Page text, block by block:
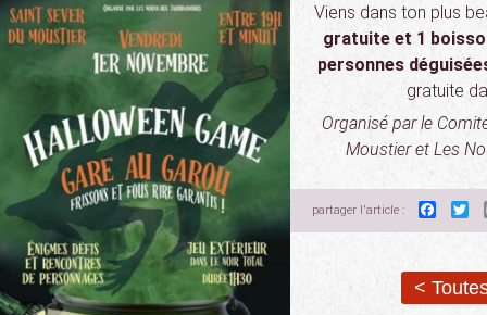
Viens dans ton plus
gratuite et 1
personnes
gratuite
Organisé par le
Moustier et Les
partager l'article :
<